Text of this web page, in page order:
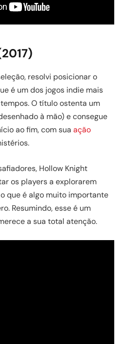
resolvi posicionar o
é um dos jogos indie mais
O título ostenta um
à mão) e consegue
ao fim, com sua ação
Hollow Knight
os players a explorarem
que é algo muito importante
Resumindo, esse é um
a sua total atenção.